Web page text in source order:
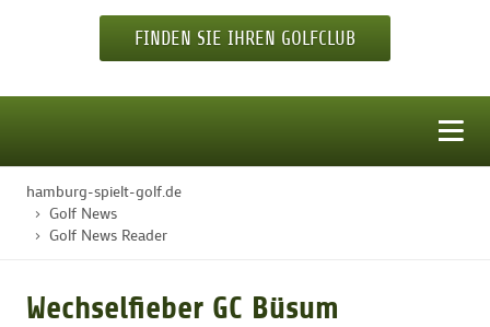
FINDEN SIE IHREN GOLFCLUB
STARTSEITE
hamburg-spielt-golf.de
Golf News
Golf News Reader
Wechselfieber GC Büsum